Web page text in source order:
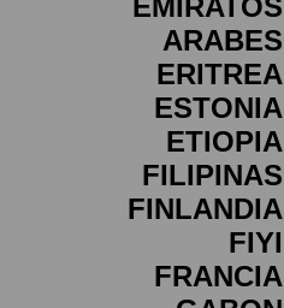
EMIRATOS
ARABES
ERITREA
ESTONIA
ETIOPIA
FILIPINAS
FINLANDIA
FIYI
FRANCIA